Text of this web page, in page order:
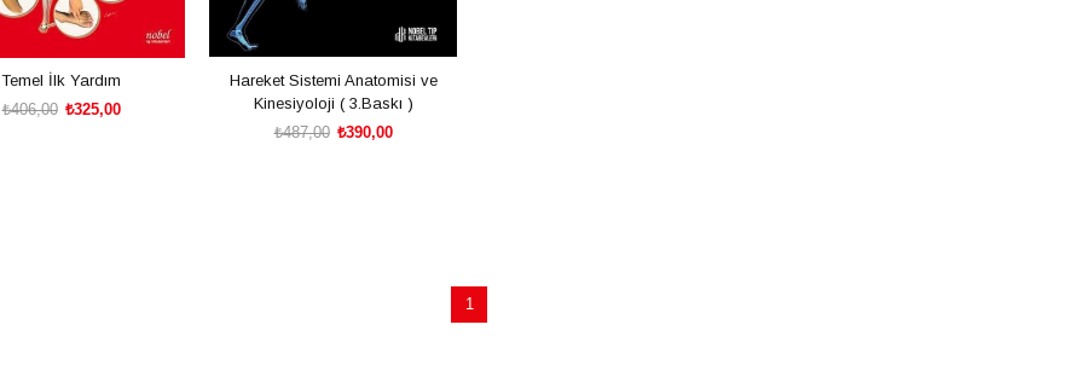
Temel İlk Yardım
₺325,00
₺406,00
Hareket Sistemi Anatomisi ve
Kinesiyoloji ( 3.Baskı )
₺390,00
₺487,00
1